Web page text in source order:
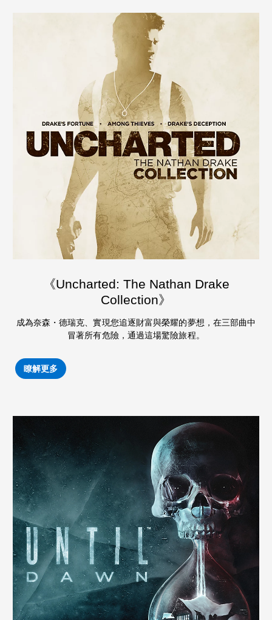
《Uncharted: The Nathan Drake
Collection》
成為奈森・德瑞克、實現您追逐財富與榮耀的夢想，在三部曲中
冒著所有危險，通過這場驚險旅程。
瞭解更多